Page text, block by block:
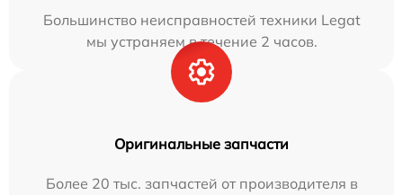
Большинство неисправностей техники Legat
мы устраняем в течение 2 часов.
Оригинальные запчасти
Более 20 тыс. запчастей от производителя в